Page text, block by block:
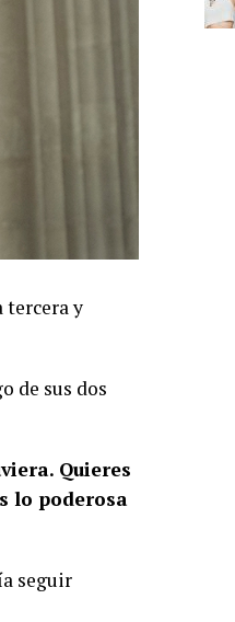
tercera y
de sus dos
Quieres
lo poderosa
seguir